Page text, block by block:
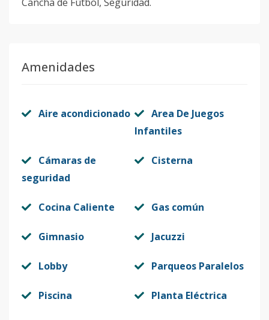
Amenidades
Aire acondicionado
Area De Juegos
Infantiles
Cámaras de
seguridad
Cisterna
Cocina Caliente Gas común
Gimnasio Jacuzzi
Lobby Parqueos Paralelos
Piscina Planta Eléctrica